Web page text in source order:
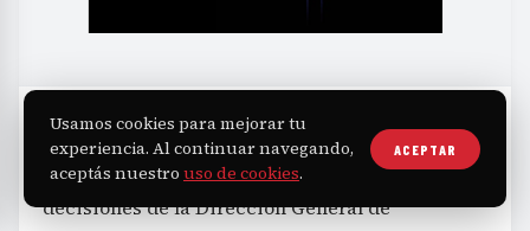
Por su parte, el juzgado sexto, en el expediente
1543/2026, rechazó otro amparo contra
decisiones de la Dirección General de
Usamos cookies para mejorar tu
experiencia. Al continuar navegando,
aceptás nuestro uso de cookies.
ACEPTAR